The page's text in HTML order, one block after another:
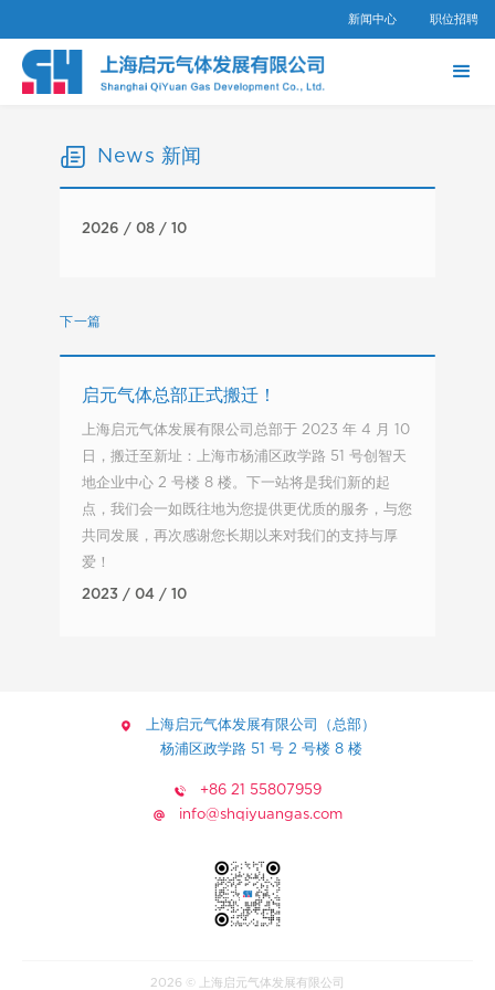
新闻中心 职位招聘
News 新闻
2026 / 08 / 10
下一篇
启元气体总部正式搬迁！
上海启元气体发展有限公司总部于 2023 年 4 月 10
日，搬迁至新址：上海市杨浦区政学路 51 号创智天
地企业中心 2 号楼 8 楼。下一站将是我们新的起
点，我们会一如既往地为您提供更优质的服务，与您
共同发展，再次感谢您长期以来对我们的支持与厚
爱！
2023 / 04 / 10
上海启元气体发展有限公司（总部）
杨浦区政学路 51 号 2 号楼 8 楼
+86 21 55807959
info@shqiyuangas.com
2026 © 上海启元气体发展有限公司